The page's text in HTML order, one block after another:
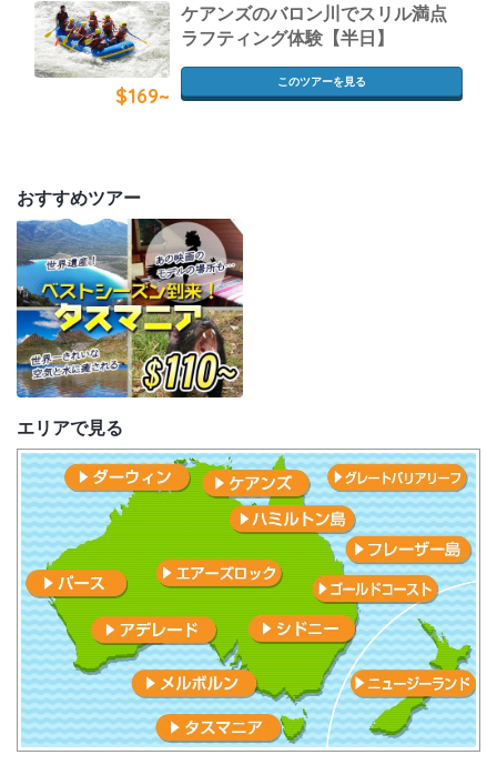
$169~
ケアンズのバロン川でスリル満点
ラフティング体験【半日】
このツアーを見る
おすすめツアー
エリアで見る